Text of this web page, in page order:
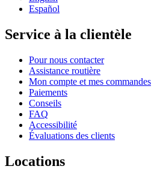
Español
Service à la clientèle
Pour nous contacter
Assistance routière
Mon compte et mes commandes
Paiements
Conseils
FAQ
Accessibilité
Évaluations des clients
Locations